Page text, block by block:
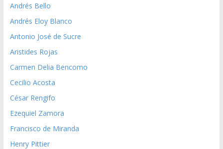
Andrés Bello
Andrés Eloy Blanco
Antonio José de Sucre
Aristides Rojas
Carmen Delia Bencomo
Cecilio Acosta
César Rengifo
Ezequiel Zamora
Francisco de Miranda
Henry Pittier